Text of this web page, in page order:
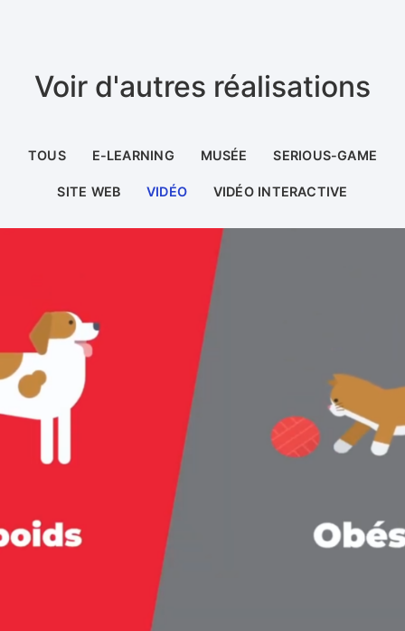
Voir d'autres réalisations
TOUS E-LEARNING MUSÉE SERIOUS-GAME
SITE WEB VIDÉO VIDÉO INTERACTIVE